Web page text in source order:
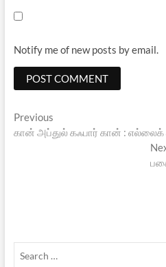
Notify me of new posts by email.
Post
navigation
PreviousPrevious
post:
கான் அப்துல் கஃபார் கான் :